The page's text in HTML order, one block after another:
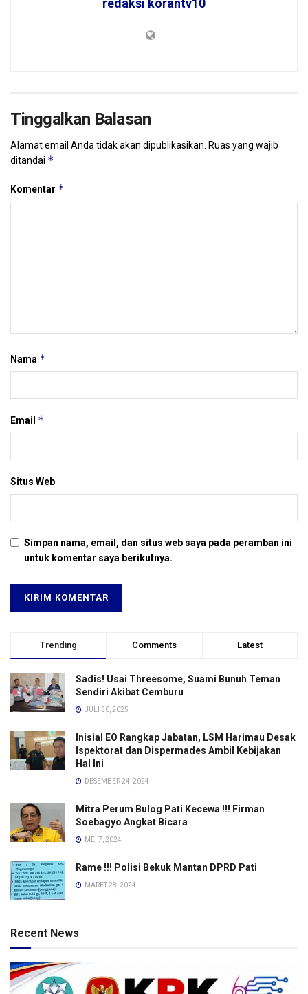
Tinggalkan Balasan
Alamat email Anda tidak akan dipublikasikan. Ruas yang wajib
ditandai *
Komentar *
Nama *
Email *
Situs Web
Simpan nama, email, dan situs web saya pada peramban ini
untuk komentar saya berikutnya.
Trending Comments Latest
Sadis! Usai Threesome, Suami Bunuh Teman
Sendiri Akibat Cemburu
JULI 30, 2025
Inisial EO Rangkap Jabatan, LSM Harimau Desak
Ispektorat dan Dispermades Ambil Kebijakan
Hal Ini
DESEMBER 24, 2024
Mitra Perum Bulog Pati Kecewa !!! Firman
Soebagyo Angkat Bicara
MEI 7, 2024
Rame !!! Polisi Bekuk Mantan DPRD Pati
MARET 28, 2024
Recent News